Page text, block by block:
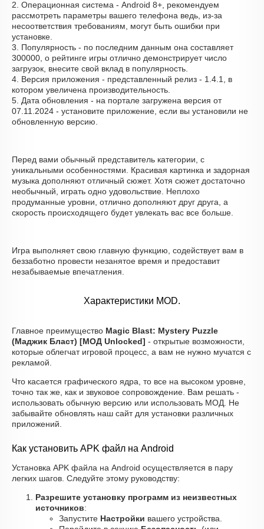
2. Операционная система - Android 8+, рекомендуем
рассмотреть параметры вашего телефона ведь, из-за
несоответствия требованиям, могут быть ошибки при
установке.
3. Популярность - по последним данным она составляет
300000, о рейтинге игры отлично демонстрирует число
загрузок, внесите свой вклад в популярность.
4. Версия приложения - представленный релиз - 1.4.1, в
котором увеличена производительность.
5. Дата обновления - на портале загружена версия от
07.11.2024 - установите приложение, если вы установили не
обновленную версию.
Перед вами обычный представитель категории, с
уникальными особенностями. Красивая картинка и задорная
музыка дополняют отличный сюжет. Хотя сюжет достаточно
необычный, играть одно удовольствие. Неплохо
продуманные уровни, отлично дополняют друг друга, а
скорость происходящего будет увлекать вас все больше.
Игра выполняет свою главную функцию, содействует вам в
беззаботно провести незанятое время и предоставит
незабываемые впечатления.
Характеристики MOD.
Главное преимущество Magic Blast: Mystery Puzzle
(Маджик Бласт) [МОД Unlocked] - открытые возможности,
которые облегчат игровой процесс, а вам не нужно мучатся с
рекламой.
Что касается графического ядра, то все на высоком уровне,
точно так же, как и звуковое сопровождение. Вам решать -
использовать обычную версию или использовать МОД. Не
забывайте обновлять наш сайт для установки различных
приложений.
Как установить APK файл на Android
Установка APK файла на Android осуществляется в пару
легких шагов. Следуйте этому руководству:
Разрешите установку программ из неизвестных
источников:
Запустите Настройки вашего устройства.